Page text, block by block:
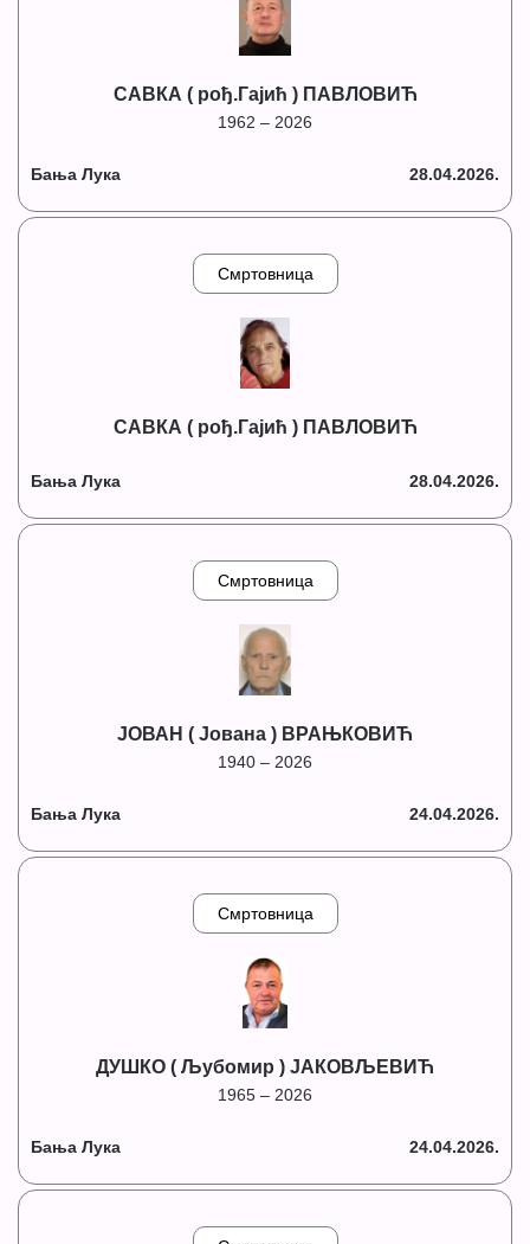
САВКА ( рођ.Гајић ) ПАВЛОВИЋ
1962 – 2026
Бања Лука 28.04.2026.
Смртовница
САВКА ( рођ.Гајић ) ПАВЛОВИЋ
Бања Лука 28.04.2026.
Смртовница
ЈОВАН ( Јована ) ВРАЊКОВИЋ
1940 – 2026
Бања Лука 24.04.2026.
Смртовница
ДУШКО ( Љубомир ) ЈАКОВЉЕВИЋ
1965 – 2026
Бања Лука 24.04.2026.